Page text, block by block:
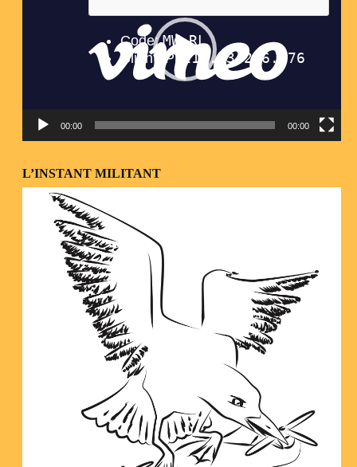
00:00 00:00
L’INSTANT MILITANT